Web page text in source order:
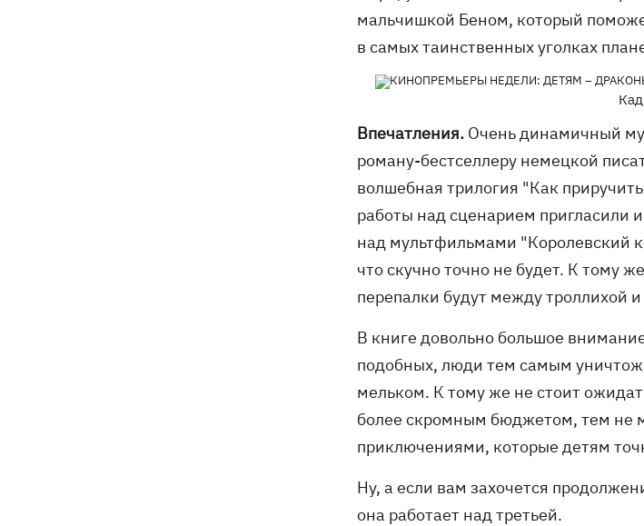
мальчишкой Беном, который
в самых таинственных уголках
Впечатления. Очень динамичный
роману-бестселлеру немецкой
волшебная трилогия "Как
работы над сценарием пригласили
над мультфильмами "Королевский
что скучно точно не будет. К тому
перепалки будут между троллихой
В книге довольно большое
подобных, люди тем самым
мельком. К тому же не стоит
более скромным бюджетом, тем не
приключениями, которые детям
Ну, а если вам захочется
она работает над третьей.